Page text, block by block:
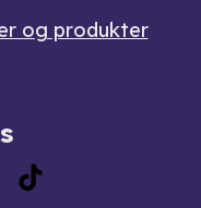
og produkter